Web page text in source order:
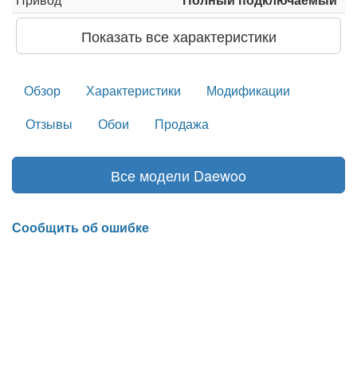
Показать все характеристики
Обзор Характеристики
Модификации
Отзывы
Обои Продажа
Все модели Daewoo
Сообщить об ошибке